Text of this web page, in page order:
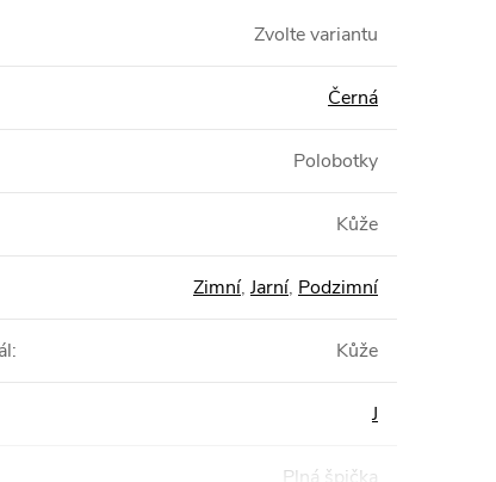
Zvolte variantu
Černá
Polobotky
Kůže
Zimní, Jarní, Podzimní
: Kůže
J